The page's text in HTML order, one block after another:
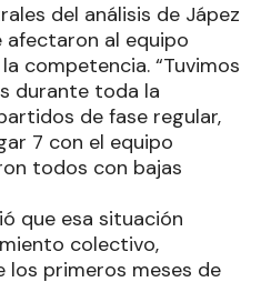
del análisis de Jápez
afectaron al equipo
competencia. “Tuvimos
durante toda la
de fase regular,
7 con el equipo
todos con bajas
que esa situación
colectivo,
los primeros meses de